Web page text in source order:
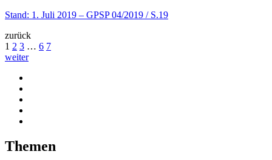
Stand: 1. Juli 2019 – GPSP 04/2019 / S.19
zurück
1 2 3 … 6 7
weiter
Themen